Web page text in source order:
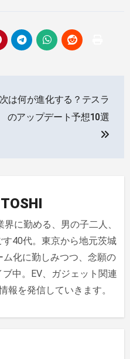
次は何が進化する？テスラ
のアップデート予想10選
TOSHI
に勤める、男の子二人、
40代。東京から地元茨城
化に勤しみつつ、念願の
中。EV、ガジェット関連
報を発信していきます。